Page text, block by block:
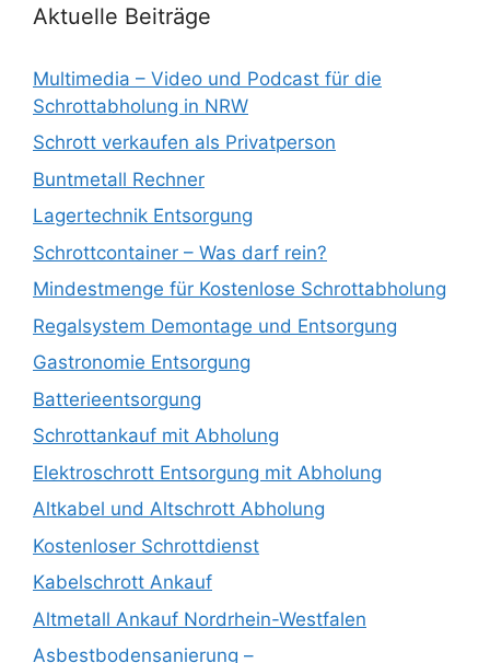
Aktuelle Beiträge
Multimedia – Video und Podcast für die
Schrottabholung in NRW
Schrott verkaufen als Privatperson
Buntmetall Rechner
Lagertechnik Entsorgung
Schrottcontainer – Was darf rein?
Mindestmenge für Kostenlose Schrottabholung
Regalsystem Demontage und Entsorgung
Gastronomie Entsorgung
Batterieentsorgung
Schrottankauf mit Abholung
Elektroschrott Entsorgung mit Abholung
Altkabel und Altschrott Abholung
Kostenloser Schrottdienst
Kabelschrott Ankauf
Altmetall Ankauf Nordrhein-Westfalen
Asbestbodensanierung –